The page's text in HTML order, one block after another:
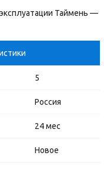
Таймень —
5
Россия
24 мес
Новое